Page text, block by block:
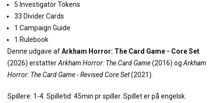
5 Investigator Tokens
33 Divider Cards
1 Campaign Guide
1 Rulebook
Denne udgave afArkham Horror: The Card Game - Core Set
(2026) erstatterArkham Horror: The Card Game(2016) og Arkham
Horror: The Card Game - Revised Core Set(2021).
Spillere: 1-4. Spilletid: 45min pr spiller. Spillet er på engelsk.